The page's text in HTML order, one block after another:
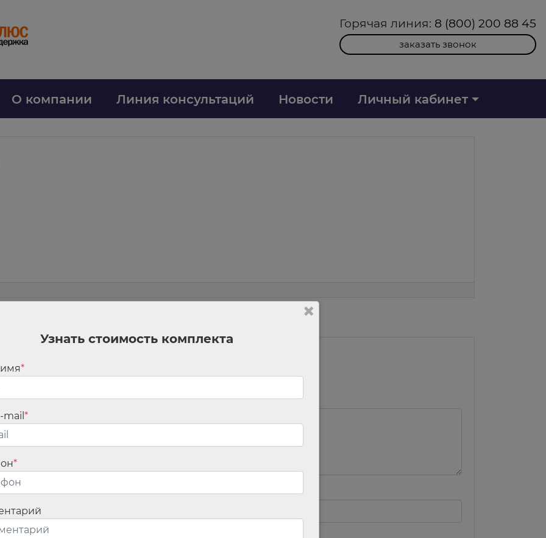
Горячая линия: 8 (800) 200 88 45
заказать звонок
О компании Линия консультаций Новости Личный кабинет
Обязательные поля помечены
Узнать стоимость комплекта
*
*
*